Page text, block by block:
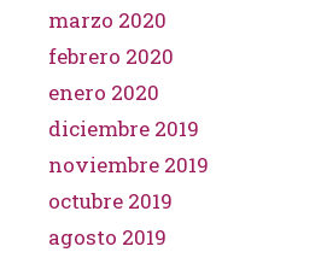
marzo 2020
febrero 2020
enero 2020
diciembre 2019
noviembre 2019
octubre 2019
agosto 2019